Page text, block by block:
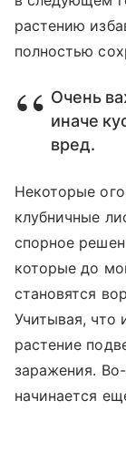
растению
полностью
Очень
иначе
вред.
Некоторые
клубничные
спорное
которые до
становятся
Учитывая, что
растение
заражения.
начинается